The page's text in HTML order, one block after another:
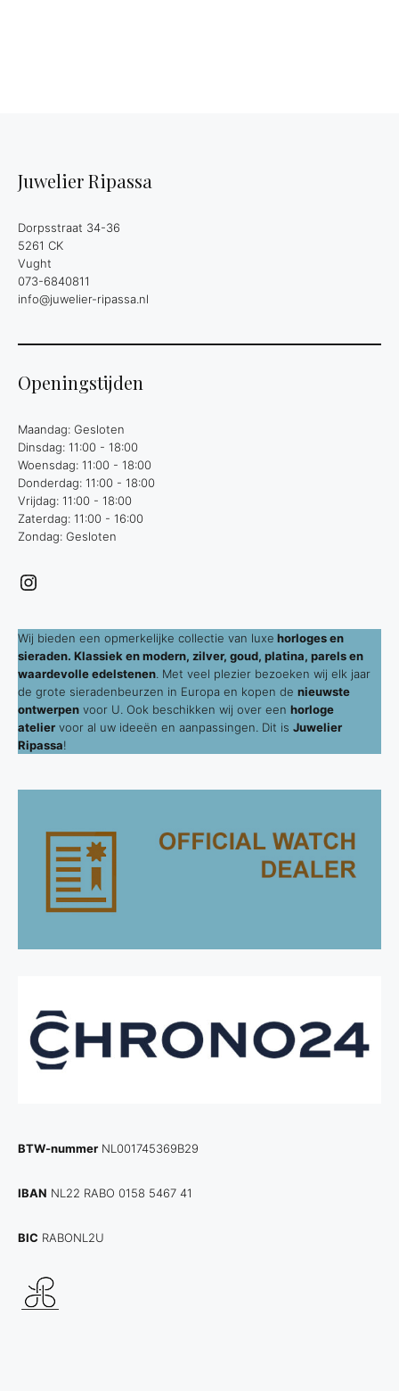
Juwelier Ripassa
Dorpsstraat 34-36
5261 CK
Vught
073-6840811
info@juwelier-ripassa.nl
Openingstijden
Maandag: Gesloten
Dinsdag: 11:00 - 18:00
Woensdag: 11:00 - 18:00
Donderdag: 11:00 - 18:00
Vrijdag: 11:00 - 18:00
Zaterdag: 11:00 - 16:00
Zondag: Gesloten
Instagram
Wij bieden een opmerkelijke collectie van luxe horloges en
sieraden. Klassiek en modern, zilver, goud, platina, parels en
waardevolle edelstenen . Met veel plezier bezoeken wij elk jaar
de grote sieradenbeurzen in Europa en kopen de nieuwste
ontwerpen voor U. Ook beschikken wij over een horloge
atelier voor al uw ideeën en aanpassingen. Dit is Juwelier
Ripassa!
BTW-nummer NL001745369B29
IBAN NL22 RABO 0158 5467 41
BIC RABONL2U